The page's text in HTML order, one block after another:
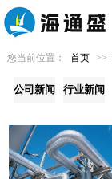
您当前位置： 首页 >>
公司新闻 行业新闻